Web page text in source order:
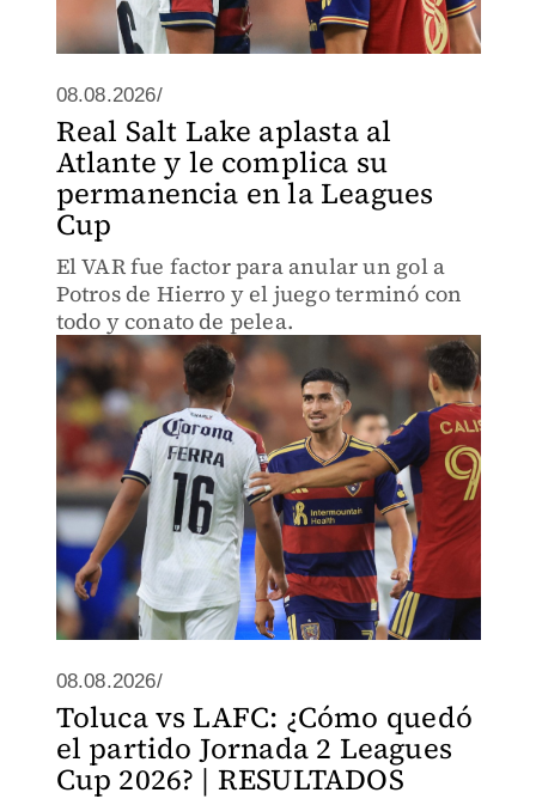
08.08.2026/
Real Salt Lake aplasta al
Atlante y le complica su
permanencia en la Leagues
Cup
El VAR fue factor para anular un gol a
Potros de Hierro y el juego terminó con
todo y conato de pelea.
08.08.2026/
Toluca vs LAFC: ¿Cómo quedó
el partido Jornada 2 Leagues
Cup 2026? | RESULTADOS